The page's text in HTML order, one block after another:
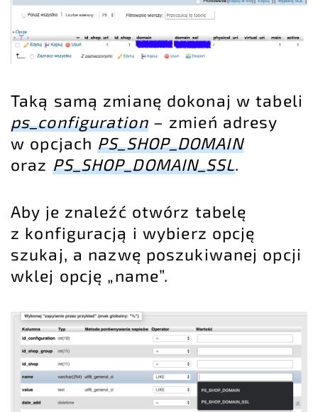
Taką samą zmianę dokonaj w tabeli
ps_configuration– zmień adresy
w opcjachPS_SHOP_DOMAIN
oraz PS_SHOP_DOMAIN_SSL.
Aby je znaleźć otwórz tabelę
z konfiguracją i wybierz opcję
szukaj, a nazwę poszukiwanej opcji
wklej opcję „name”.